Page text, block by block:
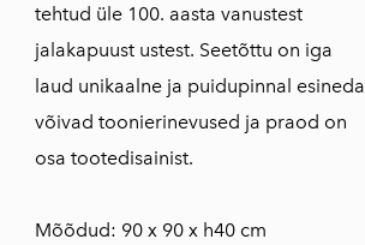
tehtud üle 100. aasta vanustest
jalakapuust ustest. Seetõttu on iga
laud unikaalne ja puidupinnal esineda
võivad toonierinevused ja praod on
osa tootedisainist.
Mõõdud: 90 x 90 x h40 cm